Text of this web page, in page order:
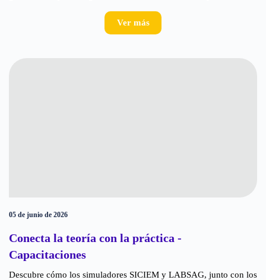
Ver más
05 de junio de 2026
Conecta la teoría con la práctica -
Capacitaciones
Descubre cómo los simuladores SICIEM y LABSAG, junto con los